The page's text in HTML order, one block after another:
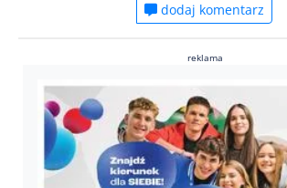
dodaj komentarz
reklama